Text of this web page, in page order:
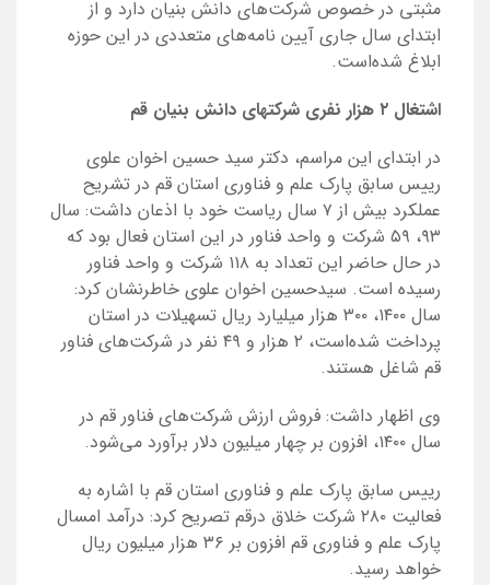
مثبتی در خصوص شرکت‌های دانش بنیان دارد و از
ابتدای سال جاری آیین نامه‌های متعددی در این حوزه
ابلاغ شده‌است.
اشتغال ۲ هزار نفری شرکت­های دانش بنیان قم
در ابتدای این مراسم، دکتر سید حسین اخوان علوی
رییس سابق پارک علم و فناوری استان قم در تشریح
عملکرد بیش از ۷ سال ریاست خود با اذعان داشت: سال
۹۳، ۵۹ شرکت و واحد فناور در این استان فعال بود که
در حال حاضر این تعداد به ۱۱۸ شرکت و واحد فناور
رسیده است. سیدحسین اخوان علوی خاطرنشان کرد:
سال ۱۴۰۰، ۳۰۰ هزار میلیارد ریال تسهیلات در استان
پرداخت شده‌است، ۲ هزار و ۴۹ نفر در شرکت‌های فناور
قم شاغل هستند.
وی اظهار داشت: فروش ارزش شرکت‌های فناور قم در
سال ۱۴۰۰، افزون بر چهار میلیون دلار برآورد می‌شود.
رییس سابق پارک علم و فناوری استان قم با اشاره به
فعالیت ۲۸۰ شرکت خلاق درقم تصریح کرد: درآمد امسال
پارک علم و فناوری قم افزون بر ۳۶ هزار میلیون ریال
خواهد رسید.